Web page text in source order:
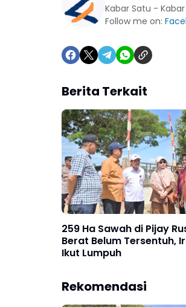
Kabar Satu -
Follow me on:
Berita Terkait
259 Ha Sawah di Pijay
Berat Belum Tersentuh,
Ikut Lumpuh
Rekomendasi